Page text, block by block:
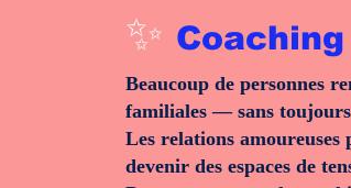
✨
Beaucoup de personnes
familiales — sans toujours
Les relations amoureuses
devenir des espaces de